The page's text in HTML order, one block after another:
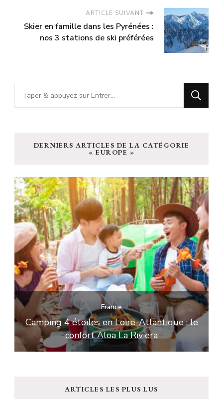
ARTICLE SUIVANT
Skier en famille dans les Pyrénées :
nos 3 stations de ski préférées
Vous
recherchiez
DERNIERS ARTICLES DE LA CATÉGORIE
« EUROPE »
France
Camping 4 étoiles en Loire-Atlantique : le
confort Aloa La Riviera
ARTICLES LES PLUS LUS